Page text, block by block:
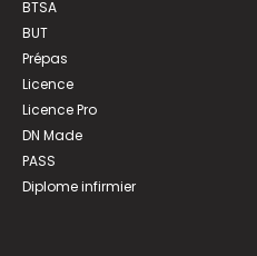
BTSA
BUT
Prépas
Licence
Licence Pro
DN Made
PASS
Diplome infirmier